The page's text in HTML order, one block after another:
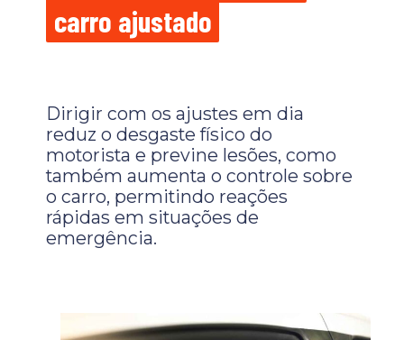
Dirigir com os ajustes em dia
reduz o desgaste físico do
motorista e previne lesões, como
também aumenta o controle sobre
o carro, permitindo reações
rápidas em situações de
emergência.
carro ajustado
carro ajustado